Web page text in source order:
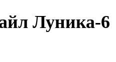
Луника-6